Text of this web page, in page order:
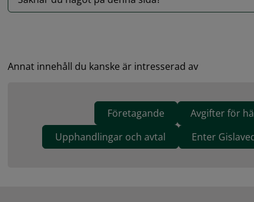
Annat innehåll du kanske är intresserad av
Företagande
Avgifter för
Upphandlingar och avtal
Enter